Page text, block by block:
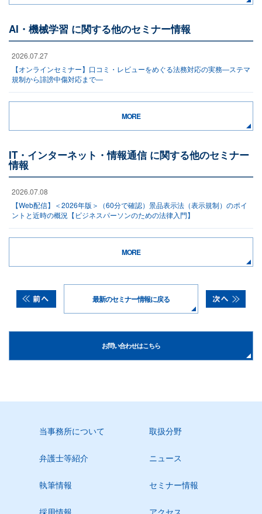
AI・機械学習 に関する他のセミナー情報
2026.07.27
【オンラインセミナー】口コミ・レビューをめぐる法務対応の実務―ステマ
規制から誹謗中傷対応まで―
MORE
IT・インターネット・情報通信 に関する他のセミナー
情報
2026.07.08
【Web配信】＜2026年版＞（60分で確認）景品表示法（表示規制）のポイ
ントと近時の概況【ビジネスパーソンのための法律入門】
MORE
最新のセミナー情報に戻る
お問い合わせはこちら
当事務所について 取扱分野
弁護士等紹介 ニュース
執筆情報 セミナー情報
採用情報 アクセス